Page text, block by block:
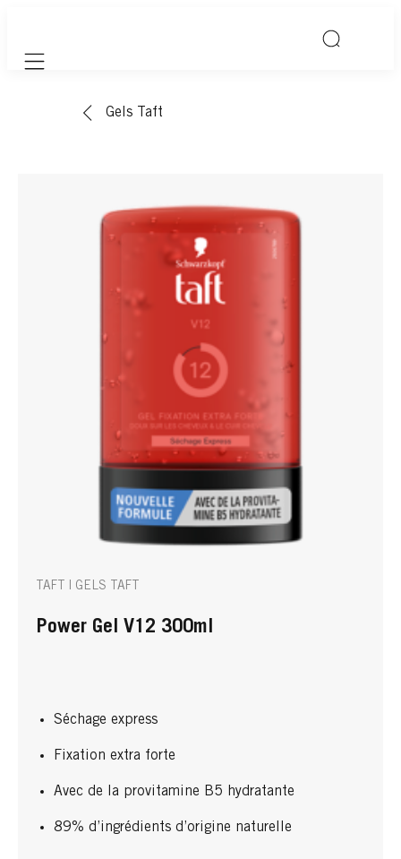
Mobile navigation
Gels Taft
TAFT | GELS TAFT
Power Gel V12 300ml
Séchage express
Fixation extra forte
Avec de la provitamine B5 hydratante
89% d’ingrédients d’origine naturelle